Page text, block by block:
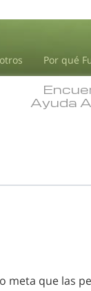
Por qué
Ayuda
meta que las